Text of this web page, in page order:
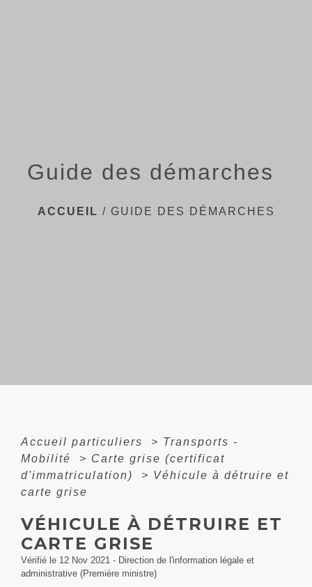
Guide des démarches
ACCUEIL / GUIDE DES DÉMARCHES
Accueil particuliers > Transports -
Mobilité
> Carte grise (certificat
d'immatriculation)
> Véhicule à détruire et
carte grise
VÉHICULE À DÉTRUIRE ET
CARTE GRISE
Vérifié le 12 Nov 2021 - Direction de l'information légale et
administrative (Première ministre)